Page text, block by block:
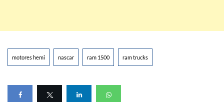
motores hemi nascar ram 1500 ram trucks